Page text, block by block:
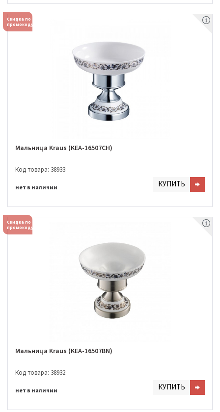
Скидка по
промокоду
Мальница Kraus (KEA-16507CH)
Код товара: 38933
нет в наличии КУПИТЬ
Скидка по
промокоду
Мальница Kraus (KEA-16507BN)
Код товара: 38932
нет в наличии КУПИТЬ